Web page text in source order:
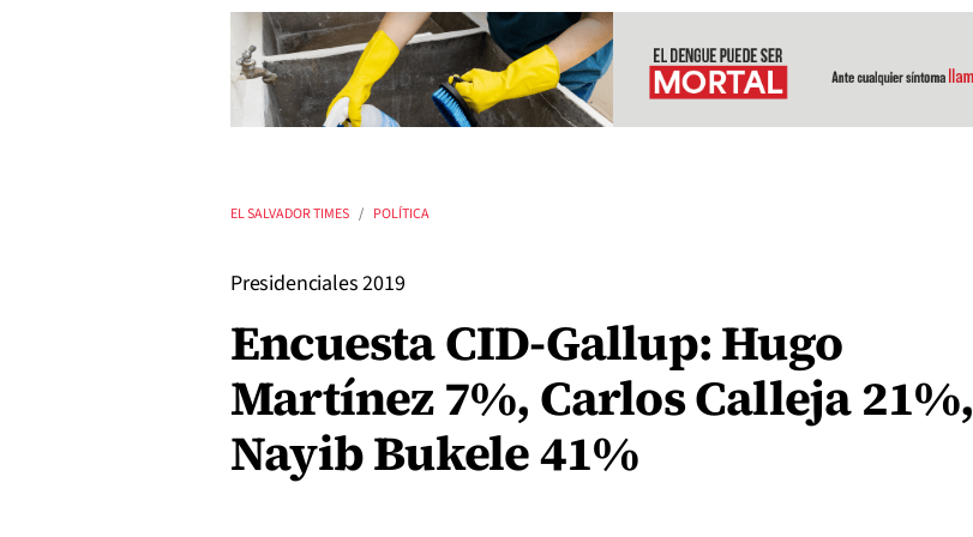
EL SALVADOR TIMES POLÍTICA
Presidenciales 2019
Encuesta CID-Gallup: Hugo
Martínez 7%, Carlos Calleja 21%,
Nayib Bukele 41%